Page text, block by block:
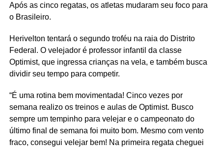
Após as cinco regatas, os atletas mudaram seu foco para
o Brasileiro.
Herivelton tentará o segundo troféu na raia do Distrito
Federal. O velejador é professor infantil da classe
Optimist, que ingressa crianças na vela, e também busca
dividir seu tempo para competir.
“É uma rotina bem movimentada! Cinco vezes por
semana realizo os treinos e aulas de Optimist. Busco
sempre um tempinho para velejar e o campeonato do
último final de semana foi muito bom. Mesmo com vento
fraco, consegui velejar bem! Na primeira regata cheguei